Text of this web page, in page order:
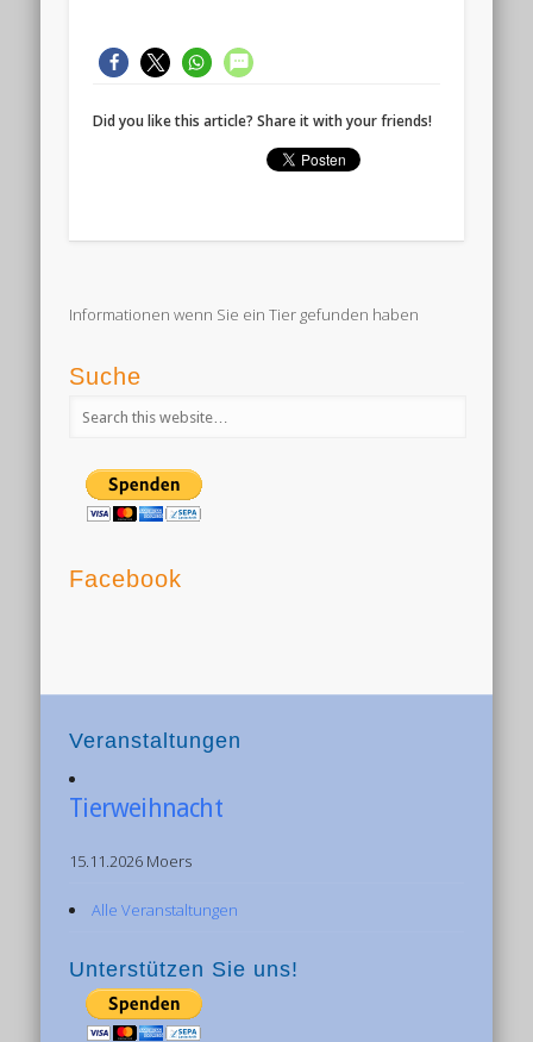
Did you like this article? Share it with your friends!
Informationen wenn Sie ein Tier gefunden haben
Suche
Facebook
Veranstaltungen
Tierweihnacht
15.11.2026 Moers
Alle Veranstaltungen
Unterstützen Sie uns!